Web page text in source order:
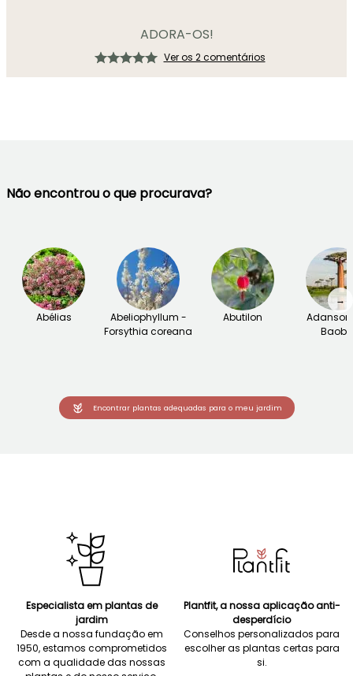
ADORA-OS!
Ver os 2 comentários
Não encontrou o que procurava?
Abélias
Abeliophyllum -
Forsythia coreana
Abutilon
Baobá
→
Encontrar plantas adequadas para o meu jardim
Especialista em plantas de
jardim
Desde a nossa fundação em
1950, estamos comprometidos
com a qualidade das nossas
Plantfit, a nossa aplicação anti-
desperdício
Conselhos personalizados para
escolher as plantas certas para
si.